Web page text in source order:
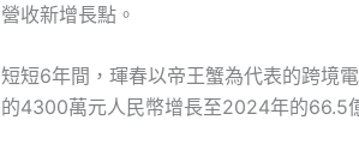
營收新增長點。
短短6年間，琿春以帝王蟹為代表的跨境
的4300萬元人民幣增長至2024年的66.5